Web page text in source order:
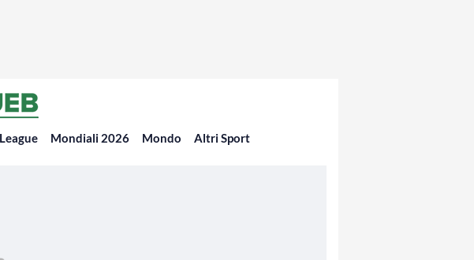
Mondiali 2026 Mondo Altri Sport